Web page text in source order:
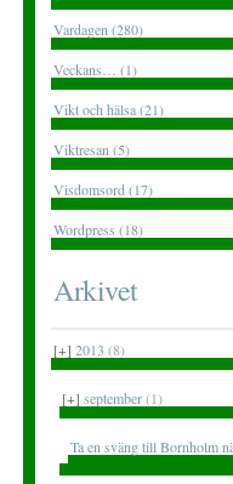
Vardagen (280)
Veckans… (1)
Vikt och hälsa (21)
Viktresan (5)
Visdomsord (17)
Wordpress (18)
Arkivet
[+] 2013 (8)
[+] september(1)
Ta en sväng till Bornholm